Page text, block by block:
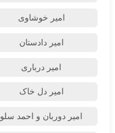
امیر خوشاوی
امیر دادستان
امیر درباری
امیر دل خاک
امیر دوربان و احمد سلو